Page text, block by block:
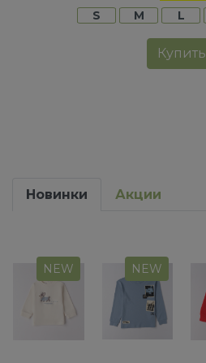
S
M L
Купить
Новинки Акции
NEW NEW